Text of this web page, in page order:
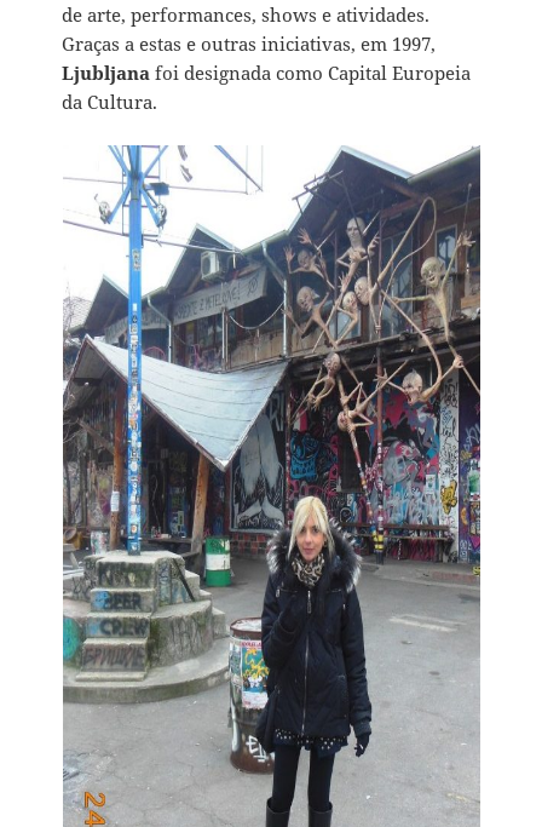
de arte, performances, shows e atividades.
Graças a estas e outras iniciativas, em 1997,
Ljubljana foi designada como Capital Europeia
da Cultura.